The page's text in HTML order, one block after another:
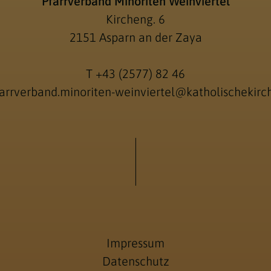
Kircheng. 6
2151 Asparn an der Zaya
T +43 (2577) 82 46
Impressum
Datenschutz